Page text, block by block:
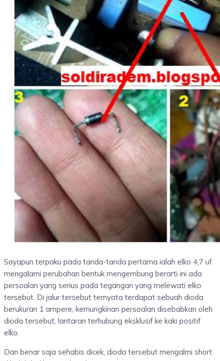
Sayapun terpaku pada tanda-tanda pertama ialah elko 4,7 uf
mengalami perubahan bentuk mengembung berarti ini ada
persoalan yang serius pada tegangan yang melewati elko
tersebut. Di jalur tersebut ternyata terdapat sebuah dioda
berukuran 1 ampere, kemungkinan persoalan disebabkan oleh
dioda tersebut, lantaran terhubung eksklusif ke kaki positif
elko.
Dan benar saja sehabis dicek, dioda tersebut mengalmi short